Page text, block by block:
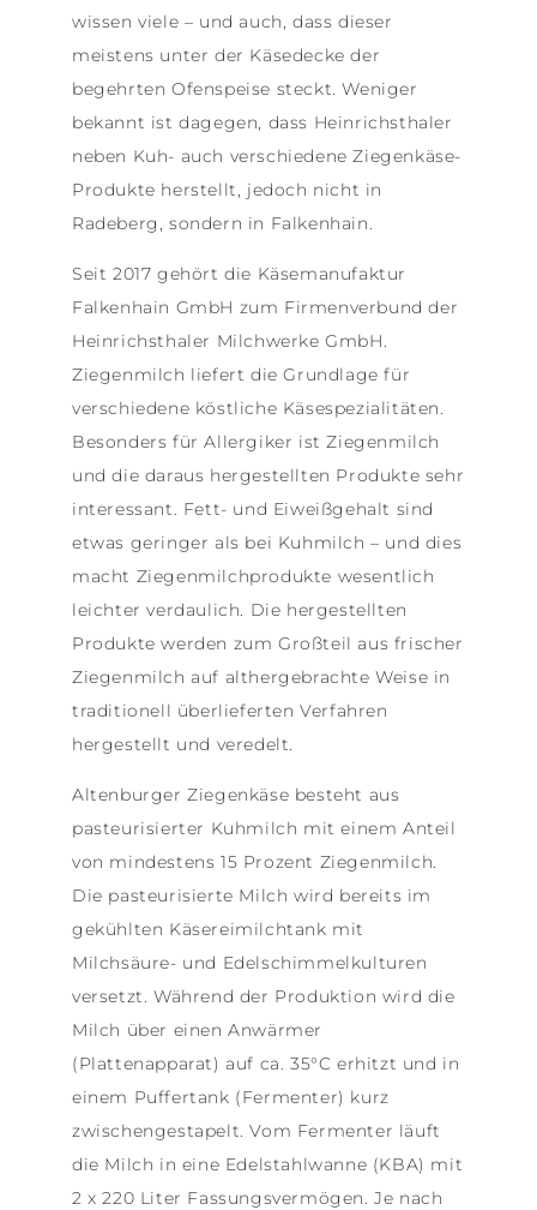
wissen viele – und auch, dass dieser
meistens unter der Käsedecke der
begehrten Ofenspeise steckt. Weniger
bekannt ist dagegen, dass Heinrichsthaler
neben Kuh- auch verschiedene Ziegenkäse-
Produkte herstellt, jedoch nicht in
Radeberg, sondern in Falkenhain.
Seit 2017 gehört die Käsemanufaktur
Falkenhain GmbH zum Firmenverbund der
Heinrichsthaler Milchwerke GmbH.
Ziegenmilch liefert die Grundlage für
verschiedene köstliche Käsespezialitäten.
Besonders für Allergiker ist Ziegenmilch
und die daraus hergestellten Produkte sehr
interessant. Fett- und Eiweißgehalt sind
etwas geringer als bei Kuhmilch – und dies
macht Ziegenmilchprodukte wesentlich
leichter verdaulich. Die hergestellten
Produkte werden zum Großteil aus frischer
Ziegenmilch auf althergebrachte Weise in
traditionell überlieferten Verfahren
hergestellt und veredelt.
Altenburger Ziegenkäse besteht aus
pasteurisierter Kuhmilch mit einem Anteil
von mindestens 15 Prozent Ziegenmilch.
Die pasteurisierte Milch wird bereits im
gekühlten Käsereimilchtank mit
Milchsäure- und Edelschimmelkulturen
versetzt. Während der Produktion wird die
Milch über einen Anwärmer
(Plattenapparat) auf ca. 35°C erhitzt und in
einem Puffertank (Fermenter) kurz
zwischengestapelt. Vom Fermenter läuft
die Milch in eine Edelstahlwanne (KBA) mit
2 x 220 Liter Fassungsvermögen. Je nach